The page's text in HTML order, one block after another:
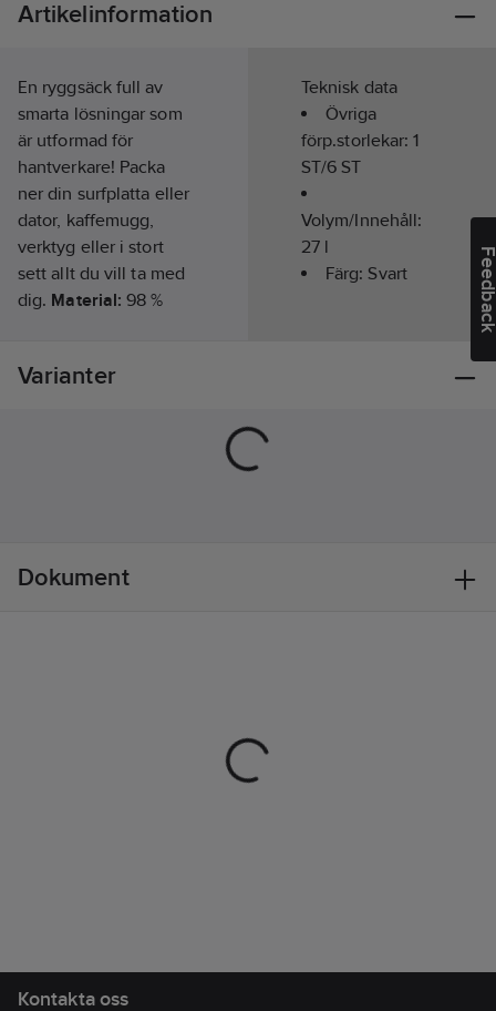
Artikelinformation
En ryggsäck full av
smarta lösningar som
är utformad för
hantverkare! Packa
ner din surfplatta eller
dator, kaffemugg,
verktyg eller i stort
sett allt du vill ta med
dig. Material: 98 %
Lev.
Teknisk data
Övriga
förp.storlekar:1
ST/6 ST
Volym/Innehåll:
27 l
Färg:Svart
Varianter
Dokument
Kontakta oss